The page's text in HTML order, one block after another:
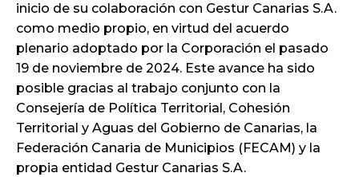
inicio de su colaboración con Gestur Canarias S.A.
como medio propio, en virtud del acuerdo
plenario adoptado por la Corporación el pasado
19 de noviembre de 2024. Este avance ha sido
posible gracias al trabajo conjunto con la
Consejería de Política Territorial, Cohesión
Territorial y Aguas del Gobierno de Canarias, la
Federación Canaria de Municipios (FECAM) y la
propia entidad Gestur Canarias S.A.